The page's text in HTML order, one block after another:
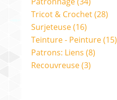
Tricot & Crochet(28)
Surjeteuse(16)
Teinture - Peinture(15)
Patrons: Liens (8)
Recouvreuse(3)